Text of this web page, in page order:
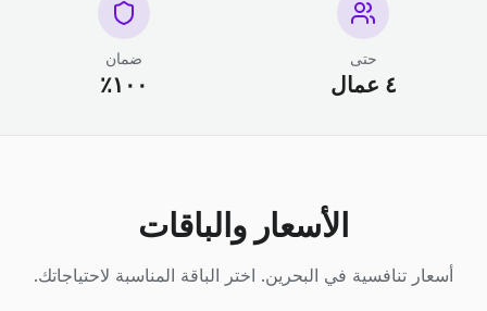
حتى
٤ عمال
ضمان
١٠٠٪
الأسعار والباقات
أسعار تنافسية في البحرين. اختر الباقة المناسبة لاحتياجاتك.